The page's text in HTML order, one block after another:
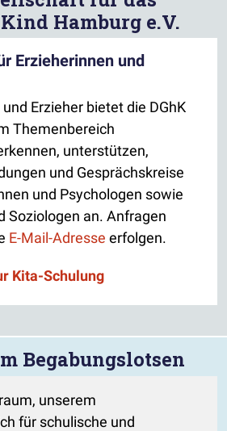
Hamburg e.V.
Erzieherinnen und
Erzieher bietet die DGhK
Themenbereich
unterstützen,
und Gesprächskreise
und Psychologen sowie
Soziologen an. Anfragen
E-Mail-Adresse erfolgen.
Kita-Schulung
Begabungslotsen
unserem
für schulische und